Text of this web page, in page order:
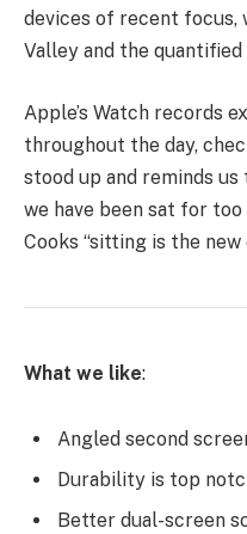
devices of recent focus,
Valley and the
Apple’s Watch records
throughout the day,
stood up and reminds
we have been sat for
Cooks “sitting is the new
What we like:
Angled second
Durability is top
Better dual-screen